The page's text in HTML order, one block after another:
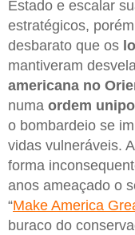
Estado e escalar
estratégicos,
desbarato que os
mantiveram
americana no
numa ordem
o bombardeio se
vidas vulneráveis.
forma
anos ameaçado o
“Make America
buraco do